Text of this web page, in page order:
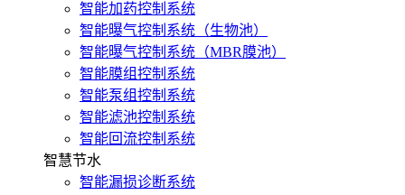
智能加药控制系统
智能曝气控制系统（生物池）
智能曝气控制系统（MBR膜池）
智能膜组控制系统
智能泵组控制系统
智能滤池控制系统
智能回流控制系统
智慧节水
智能漏损诊断系统